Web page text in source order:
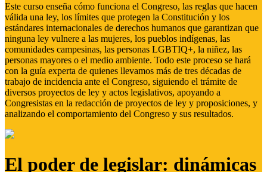
Este curso enseña cómo funciona el Congreso, las reglas que hacen
válida una ley, los límites que protegen la Constitución y los
estándares internacionales de derechos humanos que garantizan que
ninguna ley vulnere a las mujeres, los pueblos indígenas, las
comunidades campesinas, las personas LGBTIQ+, la niñez, las
personas mayores o el medio ambiente. Todo este proceso se hará
con la guía experta de quienes llevamos más de tres décadas de
trabajo de incidencia ante el Congreso, siguiendo el trámite de
diversos proyectos de ley y actos legislativos, apoyando a
Congresistas en la redacción de proyectos de ley y proposiciones, y
analizando el comportamiento del Congreso y sus resultados.
El poder de legislar: dinámicas